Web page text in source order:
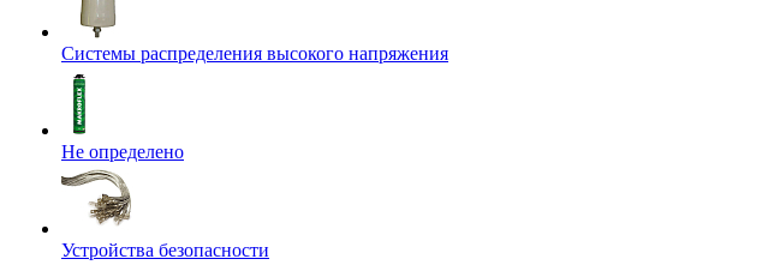
Системы распределения высокого напряжения
Не определено
Устройства безопасности